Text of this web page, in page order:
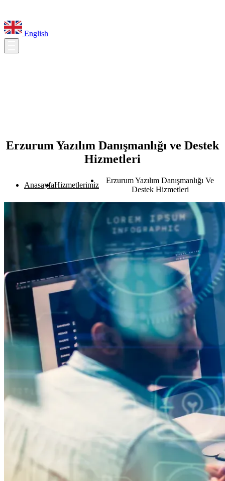
English
Erzurum Yazılım Danışmanlığı ve Destek
Hizmetleri
AnasayfaHizmetlerimiz
Erzurum Yazılım Danışmanlığı Ve
Destek Hizmetleri